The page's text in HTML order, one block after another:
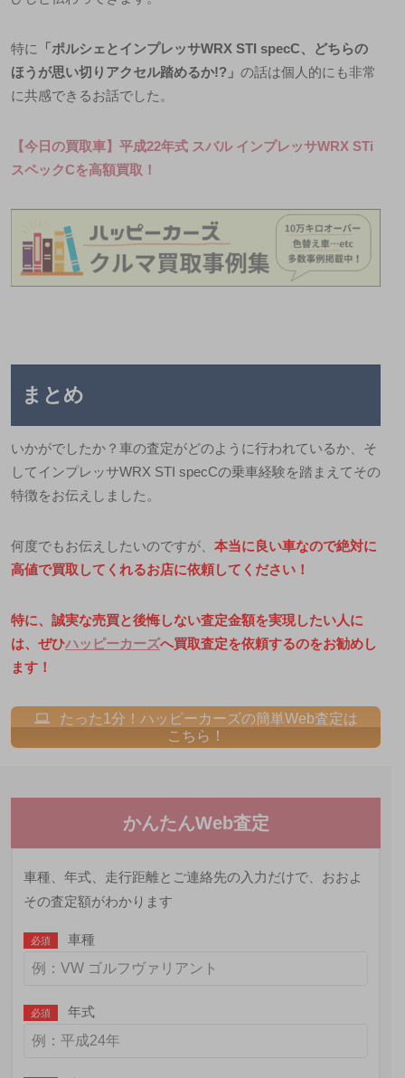
特に 「ポルシェとインプレッサWRX STI specC、どちらの
ほうが思い切りアクセル踏めるか!? 」 の話は個人的にも非常
に共感できるお話でした。
【今日の買取車】平成22年式 スバル インプレッサWRX STi
スペックCを高額買取！
まとめ
いかがでしたか？車の査定がどのように行われているか、そ
してインプレッサWRX STI specCの乗車経験を踏まえてその
特徴をお伝えしました。
何度でもお伝えしたいのですが、 本当に良い車なので絶対に
高値で買取してくれるお店に依頼してください！
特に、誠実な売買と後悔しない査定金額を実現したい人に
は、ぜひハッピーカーズへ買取査定を依頼するのをお勧めし
ます！
たった1分！ハッピーカーズの簡単Web査定は
こちら！
かんたんWeb査定
車種、年式、走行距離とご連絡先の入力だけで、おおよ
その査定額がわかります
必須 車種
必須 年式